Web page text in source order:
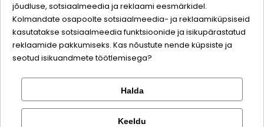
Koostis
Liha ja loomsed kõrvalsaadused (värske
Kontrolli tellimust
Logi sisse
Registreeru
Facebook
Sina ja su perekonna parim sõber väärite veel
odavamat hinda!
Lemmikloom
jõudluse, sotsiaalmeedia ja reklaami eesmärkidel.
Kolmandate osapoolte sotsiaalmeedia- ja reklaamiküpsiseid
kasutatakse sotsiaalmeedia funktsioonide ja isikupärastatud
reklaamide pakkumiseks. Kas nõustute nende küpsiste ja
seotud isikuandmete töötlemisega?
Halda
Keeldu